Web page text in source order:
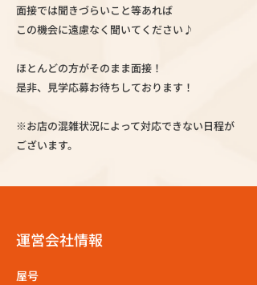
面接では聞きづらいこと等あれば
この機会に遠慮なく聞いてください♪
ほとんどの方がそのまま面接！
是非、見学応募お待ちしております！
※お店の混雑状況によって対応できない日程が
ございます。
運営会社情報
屋号